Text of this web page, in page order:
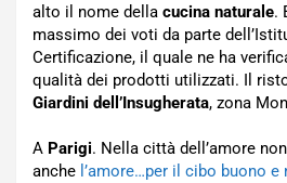
alto il nome della cucina naturale.
massimo dei voti da parte
Certificazione, il quale ne ha
qualità dei prodotti utilizzati. Il
Giardini dell’Insugherata, zona
A Parigi. Nella città dell’amore
anche l’amore…per il cibo buono e